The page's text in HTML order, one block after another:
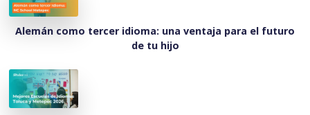
Alemán como tercer idioma: una ventaja para el futuro
de tu hijo